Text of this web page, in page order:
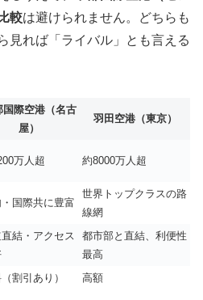
較は避けられません。どちらも
見れば「ライバル」とも言える
国際空港（名古
屋）
羽田空港（東京）
万人超 約8000万人超
・国際共に豊富
世界トップクラスの路
線網
結・アクセス
都市部と直結、利便性
最高
割引あり） 高額